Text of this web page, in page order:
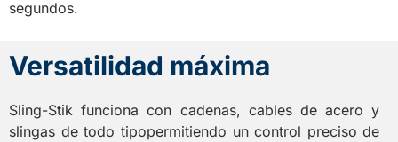
segundos.
Versatilidad máxima
Sling-Stik funciona con cadenas, cables de acero y
slingas de todo tipopermitiendo un control preciso de